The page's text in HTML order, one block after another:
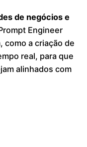
de negócios e
Engineer
como a criação de
real, para que
alinhados com